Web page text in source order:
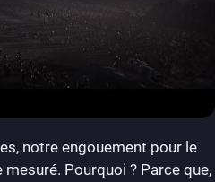
notre engouement pour le
Pourquoi ? Parce que,